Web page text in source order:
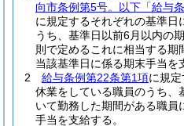
向市条例第5号。以下「給与
に規定するそれぞれの基準
うち、基準日以前6月以内の
則で定めるこれに相当する期
当該基準日に係る期末手当を
2
給与条例第22条第1項に規
休業をしている職員のうち、
いて勤務した期間がある職
手当を支給する。